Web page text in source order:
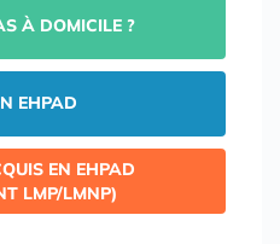
À DOMICILE ?
EHPAD
EN EHPAD
LMP/LMNP)